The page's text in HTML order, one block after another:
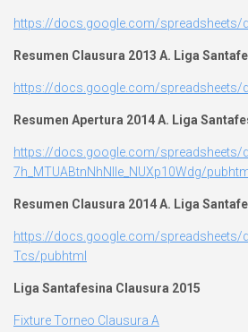
https://docs.google.com/spreadsheets/
Resumen Clausura 2013 A. Liga
https://docs.google.com/spreadsheets/
Resumen Apertura 2014 A. Liga
https://docs.google.com/spreadsheets/
7h_MTUABtnNhNlle_NUXp10Wdg/
Resumen Clausura 2014 A. Liga
https://docs.google.com/spreadsheets/
Tcs/pubhtml
Liga Santafesina Clausura 2015
Fixture Torneo Clausura A